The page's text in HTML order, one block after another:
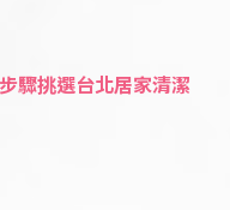
驟挑選台北居家清潔